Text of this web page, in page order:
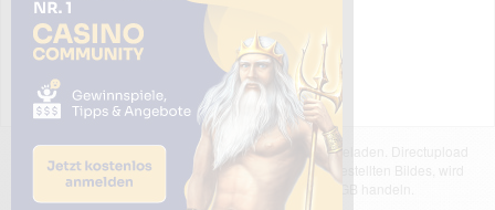
Das dargestellte Bild wurde von einem Nutzer hochgeladen. Directupload
übernimmt keinerlei Haftung für den Inhalt des dargestellten Bildes, wird
jedoch bei Verstößen nach §2(3) unserer AGB handeln.